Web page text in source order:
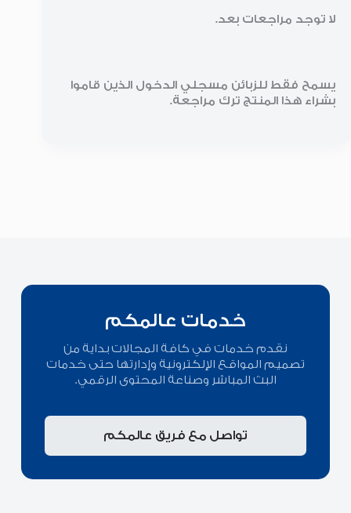
لا توجد مراجعات بعد.
يسمح فقط للزبائن مسجلي الدخول الذين قاموا
بشراء هذا المنتج ترك مراجعة.
خدمات عالمكم
نقدم خدمات في كافة المجالات بداية من
تصميم المواقع الإلكترونية وإدارتها حتى خدمات
البث المباشر وصناعة المحتوى الرقمي.
تواصل مع فريق عالمكم